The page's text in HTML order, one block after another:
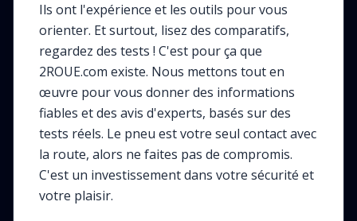
Ils ont l'expérience et les outils pour vous
orienter. Et surtout, lisez des comparatifs,
regardez des tests ! C'est pour ça que
2ROUE.com existe. Nous mettons tout en
œuvre pour vous donner des informations
fiables et des avis d'experts, basés sur des
tests réels. Le pneu est votre seul contact avec
la route, alors ne faites pas de compromis.
C'est un investissement dans votre sécurité et
votre plaisir.